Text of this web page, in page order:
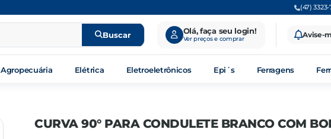
(47)
Buscar Olá, faça seu login!
Ver preços e comprar Avise-
Agropecuária Elétrica Eletroeletrônicos Epi´s Ferragens
CURVA 90° PARA CONDULETE BRANCO COM